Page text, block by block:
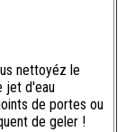
nettoyéz le
jet d'eau
de portes ou
de geler !